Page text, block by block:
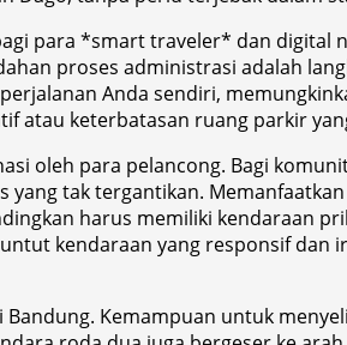
para *smart traveler* dan digital
proses administrasi adalah
Anda sendiri,
keterbatasan ruang parkir
oleh para pelancong. Bagi
tak tergantikan.
harus memiliki kendaraan
kendaraan yang responsif dan
Kemampuan untuk